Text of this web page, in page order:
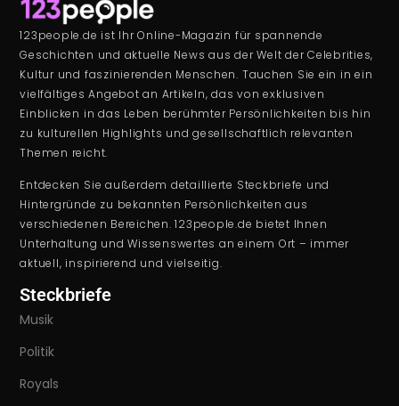
123people.de ist Ihr Online-Magazin für spannende
Geschichten und aktuelle News aus der Welt der Celebrities,
Kultur und faszinierenden Menschen. Tauchen Sie ein in ein
vielfältiges Angebot an Artikeln, das von exklusiven
Einblicken in das Leben berühmter Persönlichkeiten bis hin
zu kulturellen Highlights und gesellschaftlich relevanten
Themen reicht.
Entdecken Sie außerdem detaillierte Steckbriefe und
Hintergründe zu bekannten Persönlichkeiten aus
verschiedenen Bereichen. 123people.de bietet Ihnen
Unterhaltung und Wissenswertes an einem Ort – immer
aktuell, inspirierend und vielseitig.
Steckbriefe
Musik
Politik
Royals